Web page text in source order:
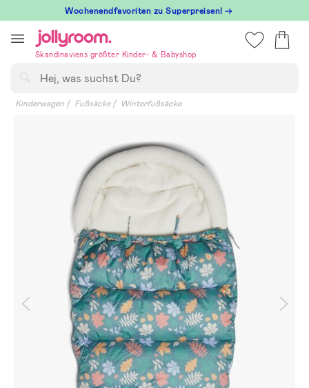
till
innehållet
Wochenendfavoriten zu Superpreisen! →
Skandinaviens größter Kinder- & Babyshop
Kinderwagen Fußsäcke Winterfußsäcke